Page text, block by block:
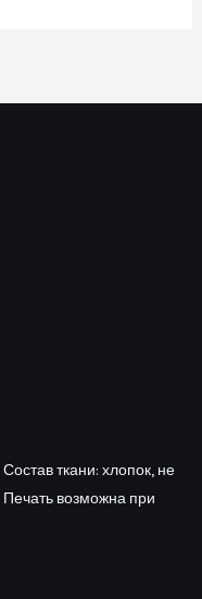
Состав ткани: хлопок, не
возможна при